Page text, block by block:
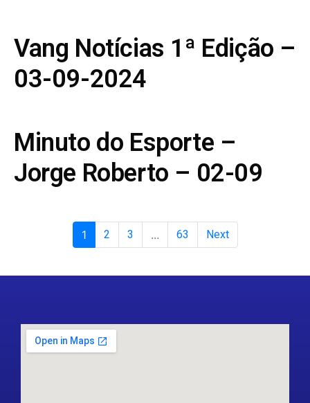
Vang Notícias 1ª Edição –
03-09-2024
Minuto do Esporte –
Jorge Roberto – 02-09
1 2 3 ... 63 Next